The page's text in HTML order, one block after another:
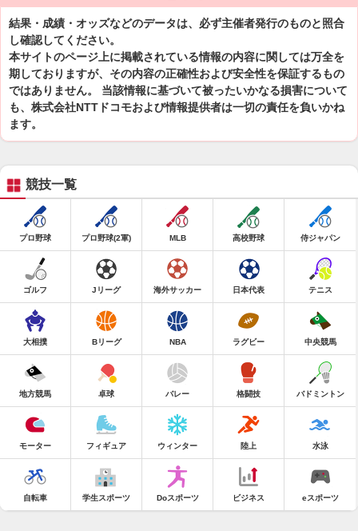
結果・成績・オッズなどのデータは、必ず主催者発行のものと照合
し確認してください。
本サイトのページ上に掲載されている情報の内容に関しては万全を
期しておりますが、その内容の正確性および安全性を保証するもの
ではありません。 当該情報に基づいて被ったいかなる損害について
も、株式会社NTTドコモおよび情報提供者は一切の責任を負いかね
ます。
競技一覧
プロ野球 プロ野球(2軍) MLB 高校野球 侍ジャパン
ゴルフ Jリーグ 海外サッカー 日本代表 テニス
大相撲 Bリーグ NBA ラグビー 中央競馬
地方競馬 卓球 バレー 格闘技 バドミントン
モーター フィギュア ウィンター 陸上 水泳
自転車 学生スポーツ Doスポーツ ビジネス eスポーツ